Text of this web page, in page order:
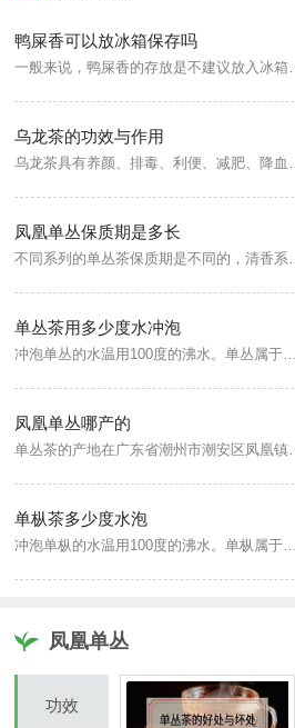
鸭屎香可以放冰箱保存吗
乌龙茶的功效与作用
凤凰单丛保质期是多长
单丛茶用多少度水冲泡
凤凰单丛哪产的
单枞茶多少度水泡
凤凰单丛
功效